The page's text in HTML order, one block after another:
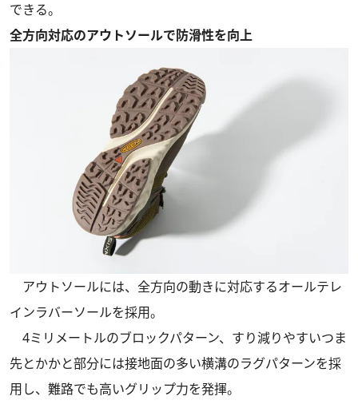
できる。
全方向対応のアウトソールで防滑性を向上
アウトソールには、全方向の動きに対応するオールテレ
インラバーソールを採用。
4ミリメートルのブロックパターン、すり減りやすいつま
先とかかと部分には接地面の多い横溝のラグパターンを採
用し、難路でも高いグリップ力を発揮。